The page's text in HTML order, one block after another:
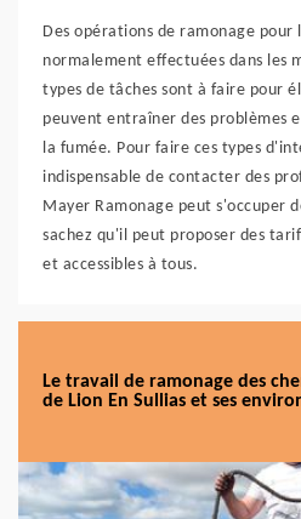
Des opérations de ramonage pour
normalement effectuées dans les
types de tâches sont à faire pour
peuvent entraîner des problèmes
la fumée. Pour faire ces types
indispensable de contacter des
Mayer Ramonage peut s'occuper
sachez qu'il peut proposer des
et accessibles à tous.
Le travail de ramonage des
de Lion En Sullias et ses